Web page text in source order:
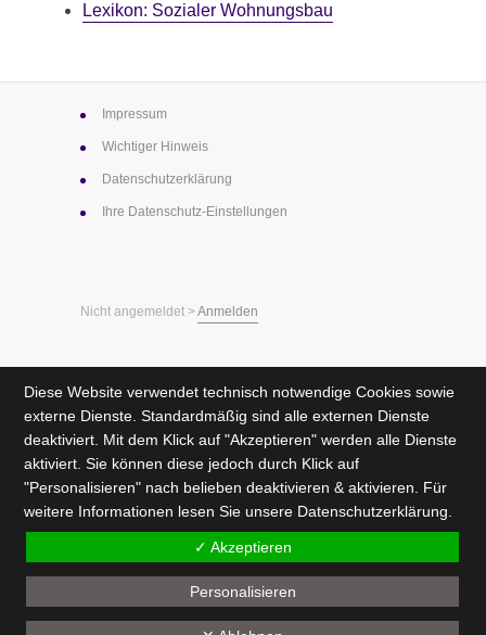
Lexikon: Sozialer Wohnungsbau
Impressum
Wichtiger Hinweis
Datenschutz­erklärung
Ihre Datenschutz-Einstellungen
Nicht angemeldet >Anmelden
Diese Website verwendet technisch notwendige Cookies sowie
externe Dienste. Standardmäßig sind alle externen Dienste
deaktiviert. Mit dem Klick auf "Akzeptieren" werden alle Dienste
aktiviert. Sie können diese jedoch durch Klick auf
"Personalisieren" nach belieben deaktivieren & aktivieren. Für
weitere Informationen lesen Sie unsere Datenschutzerklärung.
✓ Akzeptieren
Personalisieren